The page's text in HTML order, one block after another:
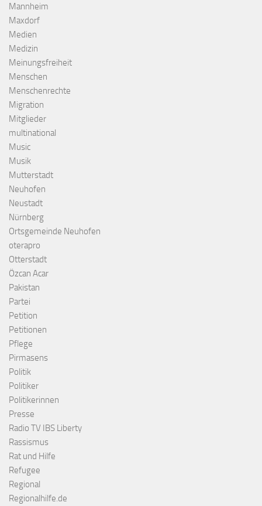
Mannheim
Maxdorf
Medien
Medizin
Meinungsfreiheit
Menschen
Menschenrechte
Migration
Mitglieder
multinational
Music
Musik
Mutterstadt
Neuhofen
Neustadt
Nürnberg
Ortsgemeinde Neuhofen
oterapro
Otterstadt
Özcan Acar
Pakistan
Partei
Petition
Petitionen
Pflege
Pirmasens
Politik
Politiker
Politikerinnen
Presse
Radio TV IBS Liberty
Rassismus
Rat und Hilfe
Refugee
Regional
Regionalhilfe.de